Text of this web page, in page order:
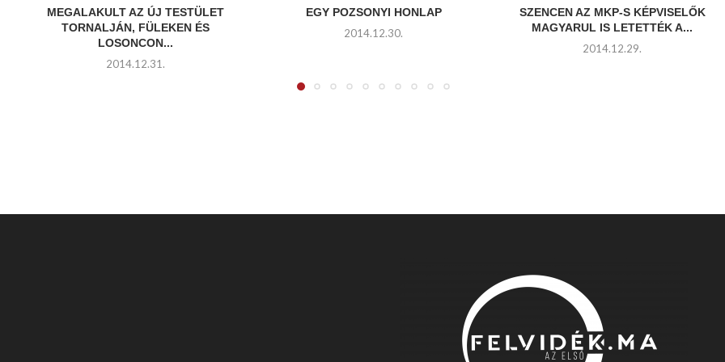
MEGALAKULT AZ ÚJ TESTÜLET
TORNALJÁN, FÜLEKEN ÉS
LOSONCON...
2014.12.31.
EGY POZSONYI HONLAP
2014.12.30.
SZENCEN AZ MKP-S KÉPVISELŐK
MAGYARUL IS LETETTÉK A...
2014.12.29.